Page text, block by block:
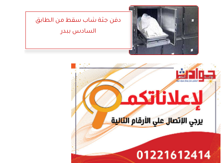
دفن جثة شاب سقط من الطابق
السادس ببدر